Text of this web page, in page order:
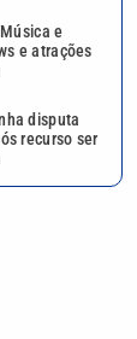
e
e atrações
disputa
recurso ser